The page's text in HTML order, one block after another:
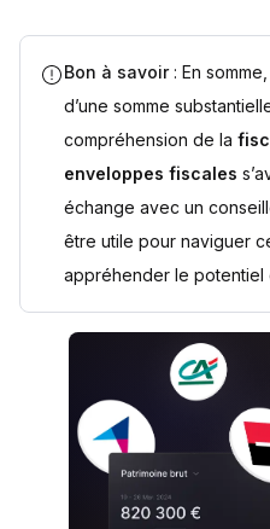
Bon à savoir : En
d’une somme
compréhension de la
enveloppes fiscales
échange avec un
être utile pour naviguer
appréhender le potentiel